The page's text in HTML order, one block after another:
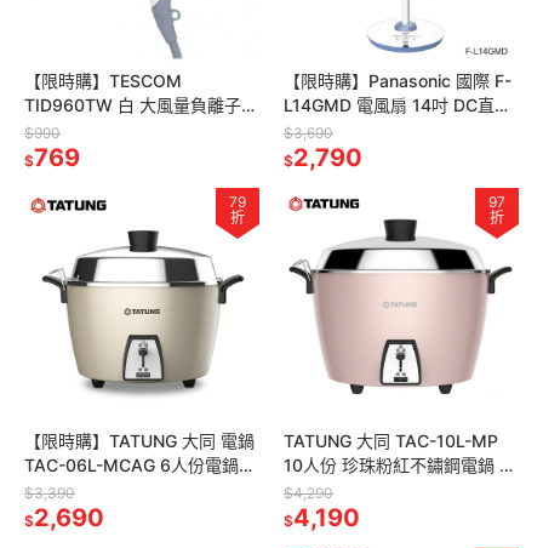
【限時購】TESCOM
TID960TW 白 大風量負離子吹
風機
$990
$769
【限時購】Panasonic 國際 F-
L14GMD 電風扇 14吋 DC直流
馬達 新7枚扇
$3,690
$2,790
79
折
【限時購】TATUNG 大同 電鍋
TAC-06L-MCAG 6人份電鍋
文藝金 全不鏽鋼配件 簡配
$3,390
$2,690
97
折
TATUNG 大同 TAC-10L-MP
10人份 珍珠粉紅不鏽鋼電鍋 全
配 大同電鍋
$4,290
$4,190